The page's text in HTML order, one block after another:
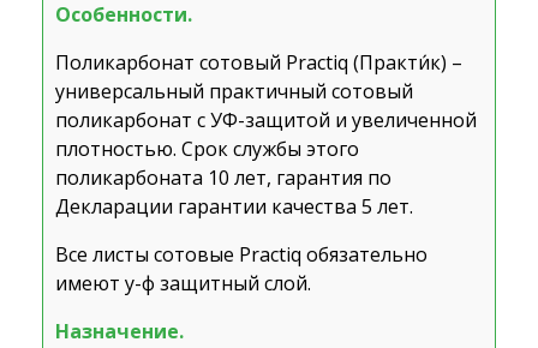
Особенности.
Поликарбонат сотовый Practiq (Практи́к) –
универсальный практичный сотовый
поликарбонат с УФ-защитой и увеличенной
плотностью. Срок службы этого
поликарбоната 10 лет, гарантия по
Декларации гарантии качества 5 лет.
Все листы сотовые Practiq обязательно
имеют у-ф защитный слой.
Назначение.